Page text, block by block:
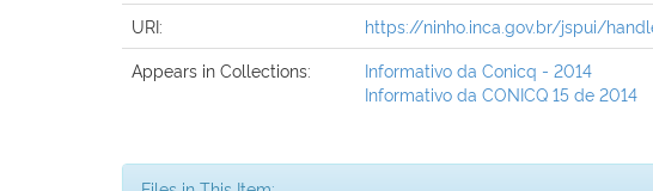
URI:
https://ninho.inca.gov.br/jspui/
Appears in Collections:
Informativo da Conicq - 2014
Informativo da CONICQ 15 de 2014